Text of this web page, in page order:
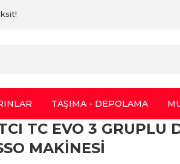
TAŞIMA - DEPOLAMA
TC EVO 3 GRUPLU
MAKİNESİ